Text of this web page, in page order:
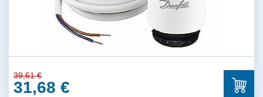
39,61 €
31,68 €